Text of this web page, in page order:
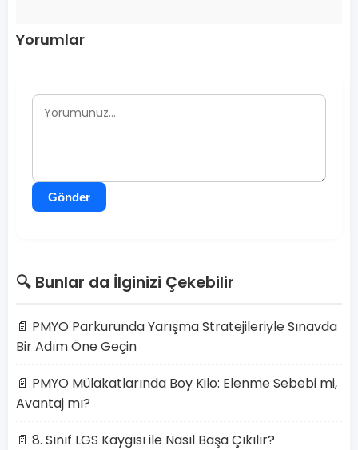
Yorumlar
Gönder
🔍 Bunlar da İlginizi Çekebilir
📄 PMYO Parkurunda Yarışma Stratejileriyle Sınavda
Bir Adım Öne Geçin
📄 PMYO Mülakatlarında Boy Kilo: Elenme Sebebi mi,
Avantaj mı?
📄 8. Sınıf LGS Kaygısı ile Nasıl Başa Çıkılır?